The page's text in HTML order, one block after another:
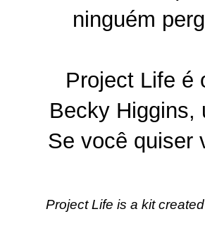
ninguém
Project Life é
Becky Higgins,
Se você quiser
Project Life is a kit